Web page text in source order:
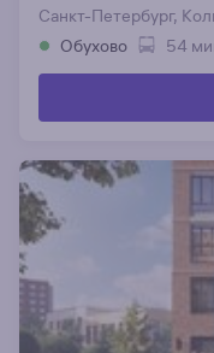
Санкт-Петербург,
Обухово
54